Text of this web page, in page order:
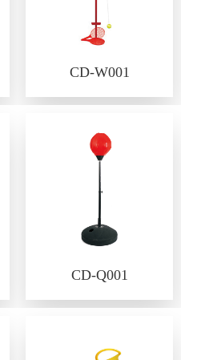
CD-W001
CD-Q001